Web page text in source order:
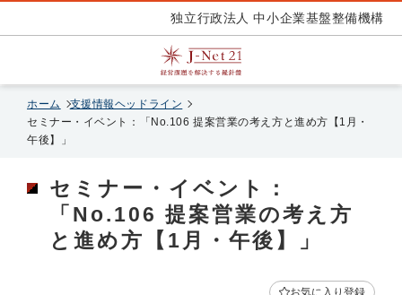
独立行政法人 中小企業基盤整備機構
ホーム
支援情報ヘッドライン
セミナー・イベント：「No.106 提案営業の考え方と進め方【1月・
午後】」
セミナー・イベント：
「No.106 提案営業の考え方
と進め方【1月・午後】」
お気に入り登録